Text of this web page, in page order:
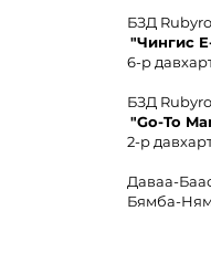
БЗД
"Чингис
6-р
БЗД
"Go-To
2-р
Даваа-
Бямба-